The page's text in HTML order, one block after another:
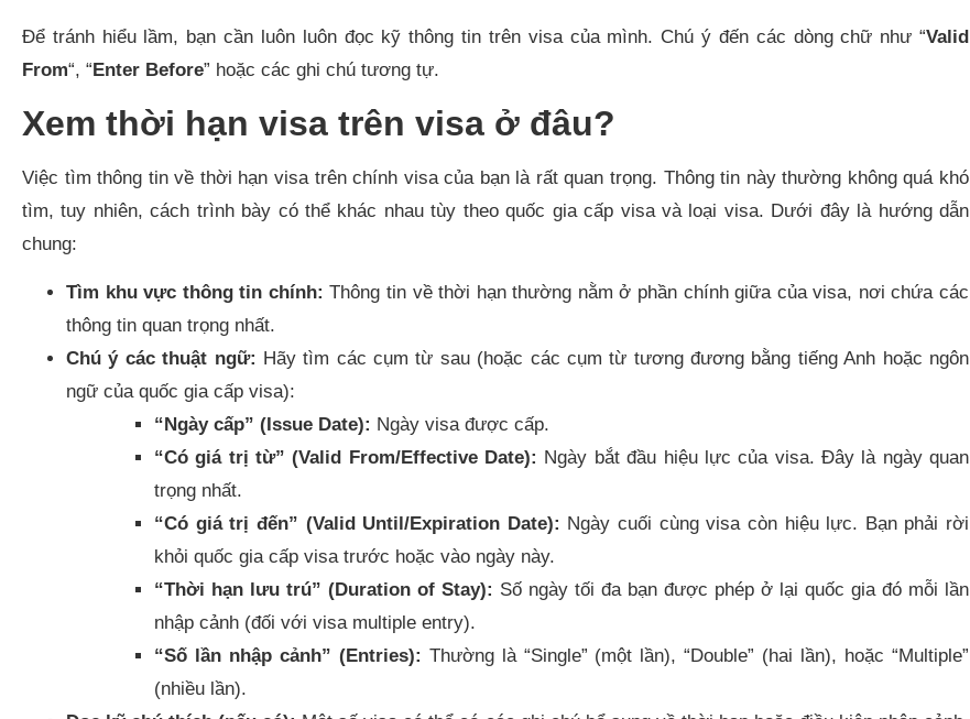
Để tránh hiểu lầm, bạn cần luôn luôn đọc kỹ thông tin trên visa của mình. Chú ý đến các dòng chữ như “Valid
From“, “Enter Before” hoặc các ghi chú tương tự.
Xem thời hạn visa trên visa ở đâu?
Việc tìm thông tin về thời hạn visa trên chính visa của bạn là rất quan trọng. Thông tin này thường không quá khó
tìm, tuy nhiên, cách trình bày có thể khác nhau tùy theo quốc gia cấp visa và loại visa. Dưới đây là hướng dẫn
chung:
Tìm khu vực thông tin chính: Thông tin về thời hạn thường nằm ở phần chính giữa của visa, nơi chứa các
thông tin quan trọng nhất.
Chú ý các thuật ngữ: Hãy tìm các cụm từ sau (hoặc các cụm từ tương đương bằng tiếng Anh hoặc ngôn
ngữ của quốc gia cấp visa):
“Ngày cấp” (Issue Date): Ngày visa được cấp.
“Có giá trị từ” (Valid From/Effective Date): Ngày bắt đầu hiệu lực của visa. Đây là ngày quan
trọng nhất.
“Có giá trị đến” (Valid Until/Expiration Date): Ngày cuối cùng visa còn hiệu lực. Bạn phải rời
khỏi quốc gia cấp visa trước hoặc vào ngày này.
“Thời hạn lưu trú” (Duration of Stay): Số ngày tối đa bạn được phép ở lại quốc gia đó mỗi lần
nhập cảnh (đối với visa multiple entry).
“Số lần nhập cảnh” (Entries): Thường là “Single” (một lần), “Double” (hai lần), hoặc “Multiple”
(nhiều lần).